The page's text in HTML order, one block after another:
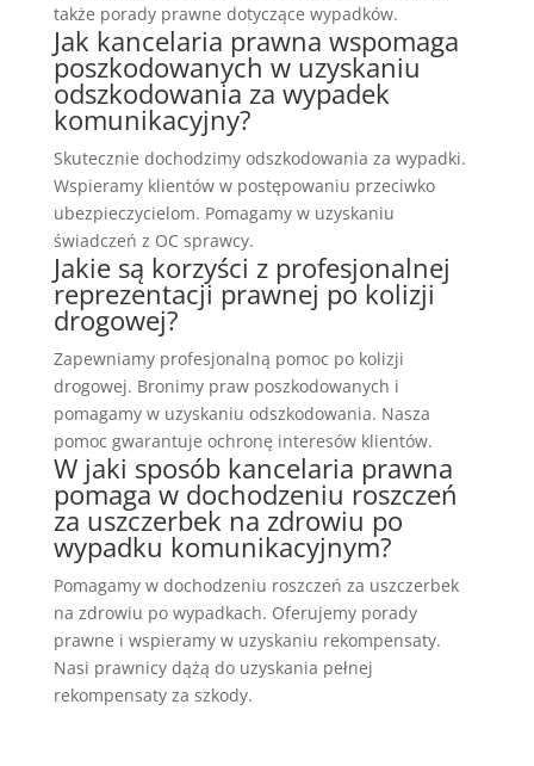
także porady prawne dotyczące wypadków.
Jak kancelaria prawna wspomaga
poszkodowanych w uzyskaniu
odszkodowania za wypadek
komunikacyjny?
Skutecznie dochodzimy odszkodowania za wypadki.
Wspieramy klientów w postępowaniu przeciwko
ubezpieczycielom. Pomagamy w uzyskaniu
świadczeń z OC sprawcy.
Jakie są korzyści z profesjonalnej
reprezentacji prawnej po kolizji
drogowej?
Zapewniamy profesjonalną pomoc po kolizji
drogowej. Bronimy praw poszkodowanych i
pomagamy w uzyskaniu odszkodowania. Nasza
pomoc gwarantuje ochronę interesów klientów.
W jaki sposób kancelaria prawna
pomaga w dochodzeniu roszczeń
za uszczerbek na zdrowiu po
wypadku komunikacyjnym?
Pomagamy w dochodzeniu roszczeń za uszczerbek
na zdrowiu po wypadkach. Oferujemy porady
prawne i wspieramy w uzyskaniu rekompensaty.
Nasi prawnicy dążą do uzyskania pełnej
rekompensaty za szkody.